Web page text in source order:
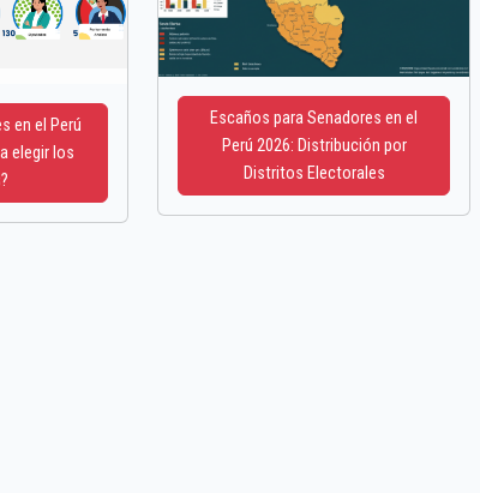
en el Perú
elegir los
Escaños para Senadores en el
Perú 2026: Distribución por
Distritos Electorales